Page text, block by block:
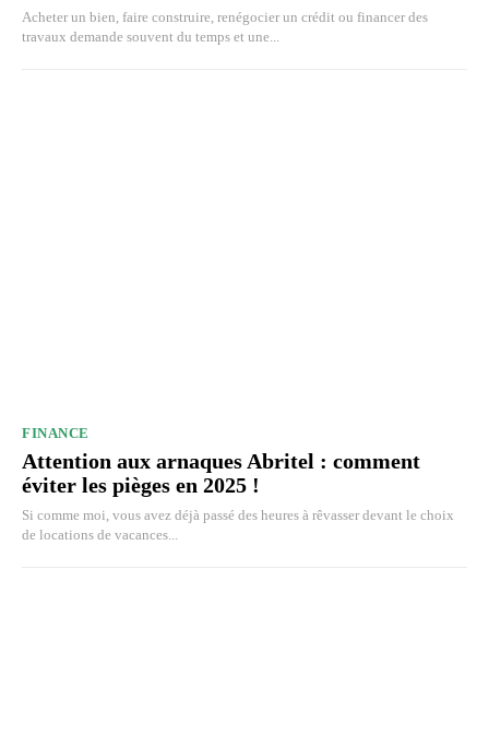
Acheter un bien, faire construire, renégocier un crédit ou financer des
travaux demande souvent du temps et une...
FINANCE
Attention aux arnaques Abritel : comment
éviter les pièges en 2025 !
Si comme moi, vous avez déjà passé des heures à rêvasser devant le choix
de locations de vacances...